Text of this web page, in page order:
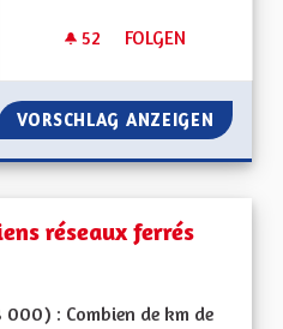
52 52 FOLLOWER
FOLGEN
POUR UNE
VORSCHLAG ANZEIGEN POUR
réseaux ferrés
: Combien de km de